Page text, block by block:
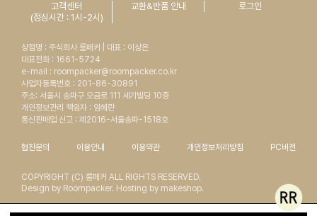
고객센터
(점심시간 : 1시-2시)
교환&반품 안내 로그인
상점명 : 주식회사 룸페커 | 대표 : 이상은
대표전화 : 1661-5724
e-mail : roompacker@roompacker.co.kr
사업자등록번호 : 201-86-30891
주소: 서울시 송파구 오금로 111 세기빌딩 10층
개인정보관리 책임자 : 임혜란
통신판매업 신고 : 제2016-서울송파-1518호
협찬문의 이용안내 이용약관 개인정보처리방침 PC버전
COPYRIGHT (C) 룸페커 ALL RIGHTS RESERVED.
Design by Roompacker. Hosting by makeshop.